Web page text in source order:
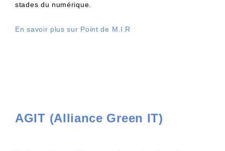
stades du numérique.
En savoir plus sur Point de M.I.R
AGIT (Alliance Green IT)